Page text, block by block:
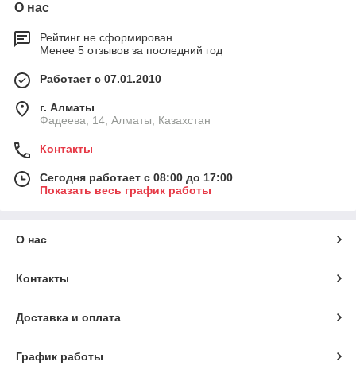
О нас
Рейтинг не сформирован
Менее 5 отзывов за последний год
Работает с 07.01.2010
г. Алматы
Фадеева, 14, Алматы, Казахстан
Контакты
Сегодня работает с 08:00 до 17:00
Показать весь график работы
О нас
Контакты
Доставка и оплата
График работы